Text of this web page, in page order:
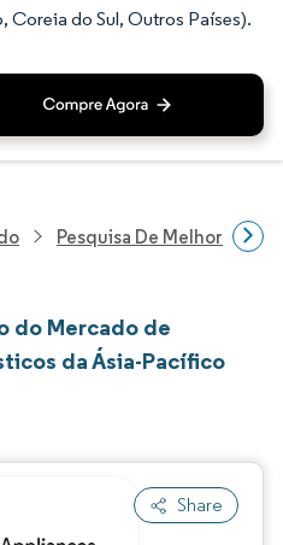
Coreia do Sul, Outros Países).
Pesquisa De Melhorias
do Mercado de
da Ásia-Pacífico
Share